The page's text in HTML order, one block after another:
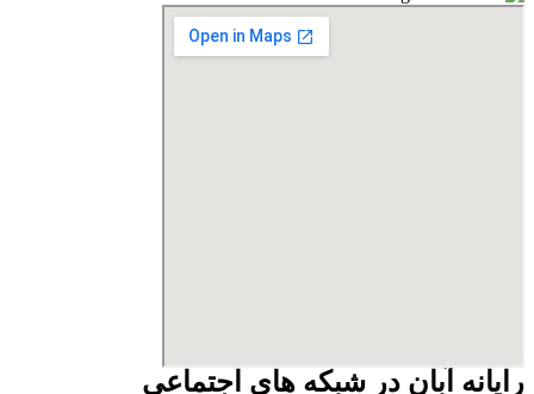
رایانه آبان در شبکه های اجتماعی